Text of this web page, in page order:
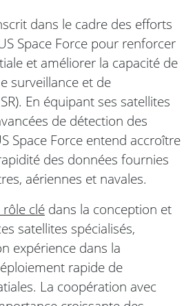
dans le cadre des efforts
Space Force pour renforcer
et améliorer la capacité de
surveillance et de
En équipant ses satellites
de détection des
Space Force entend accroître
des données fournies
aériennes et navales.
rôle clé dans la conception et
satellites spécialisés,
expérience dans la
rapide de
La coopération avec